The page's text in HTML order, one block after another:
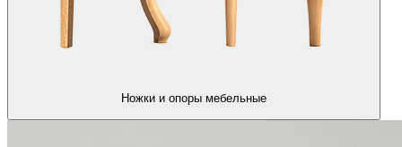
Ножки и опоры мебельные